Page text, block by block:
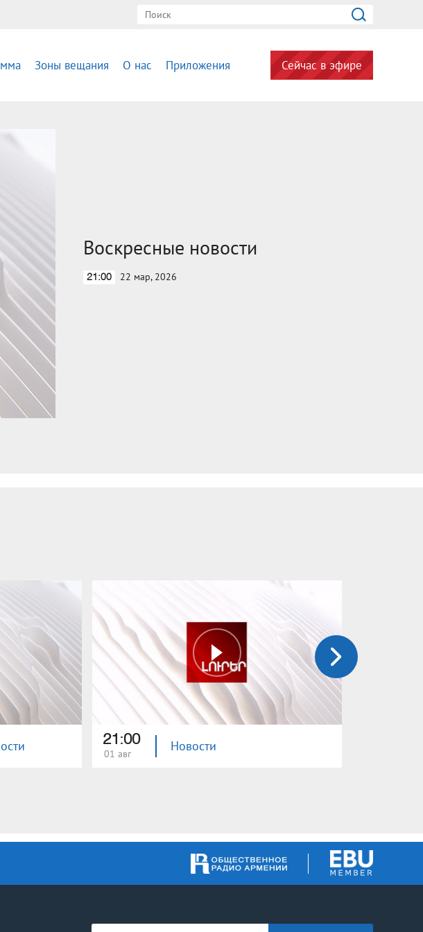
Зоны вещания О нас Приложения Сейчас в эфире
Воскресные новости
21:00 22 мар, 2026
21:00
01 авг Новости